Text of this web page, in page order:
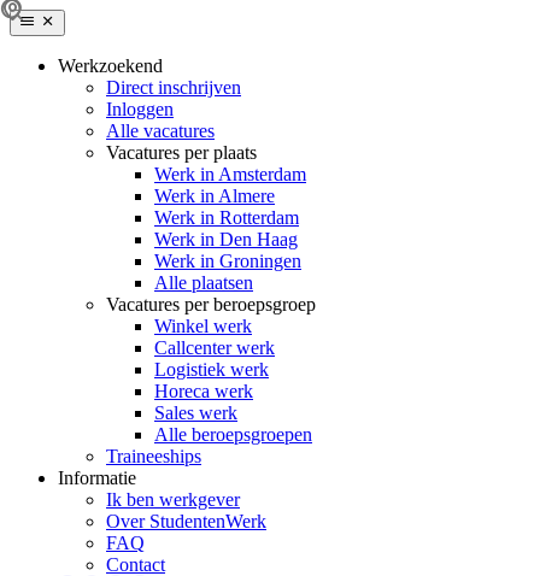
Werkzoekend
Direct inschrijven
Inloggen
Alle vacatures
Vacatures per plaats
Werk in Amsterdam
Werk in Almere
Werk in Rotterdam
Werk in Den Haag
Werk in Groningen
Alle plaatsen
Vacatures per beroepsgroep
Winkel werk
Callcenter werk
Logistiek werk
Horeca werk
Sales werk
Alle beroepsgroepen
Traineeships
Informatie
Ik ben werkgever
Over StudentenWerk
FAQ
Contact